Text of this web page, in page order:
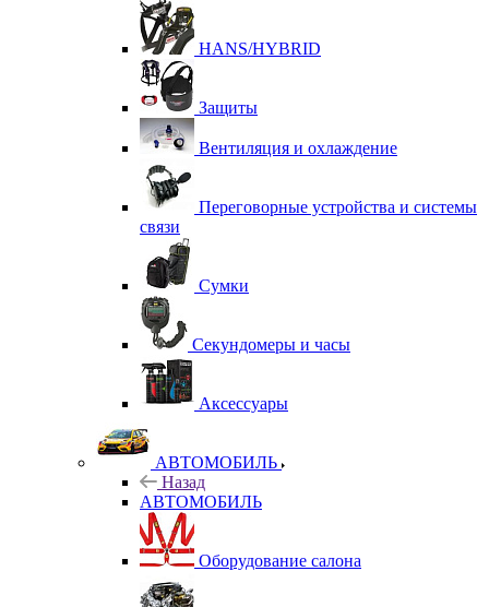
HANS/HYBRID
Защиты
Вентиляция и охлаждение
Переговорные устройства и системы
связи
Сумки
Секундомеры и часы
Аксессуары
АВТОМОБИЛЬ
Назад
АВТОМОБИЛЬ
Оборудование салона